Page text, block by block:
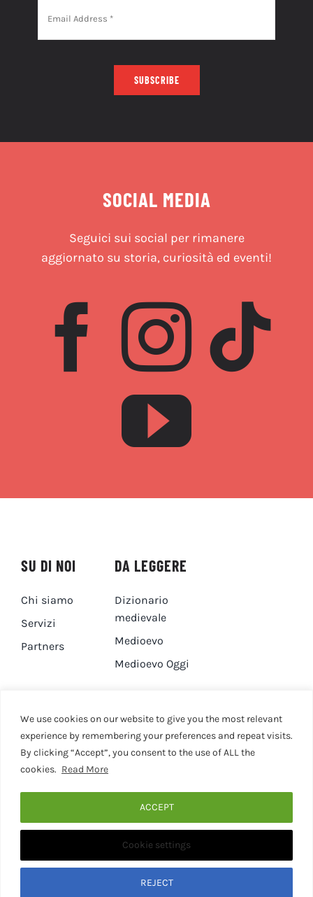
We use cookies on our website to give you the most relevant
experience by remembering your preferences and repeat visits.
By clicking “Accept”, you consent to the use of ALL the
cookies. Read More
Cookie settings
REJECT
ACCEPT
SUBSCRIBE
SOCIAL MEDIA
Seguici sui social per rimanere
aggiornato su storia, curiosità ed eventi!
SU DI NOI
Chi siamo
Servizi
Partners
DA LEGGERE
Dizionario
medievale
Medioevo
Medioevo Oggi
DA GUARDARE
Canale YouTube
CONTATTI
Contatti
© 2020 - 2026 • Medievaleggiando • All Rights Reserved •
Designed by Martina Corona • Associazione Culturale
Medievaleggiando - P.I. 15946281001